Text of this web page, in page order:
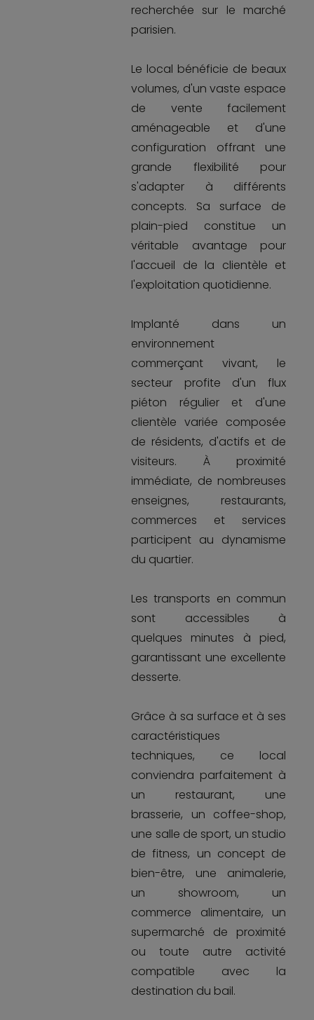
recherchée sur le marché
parisien.
Le local bénéficie de beaux
volumes, d'un vaste espace
de vente facilement
aménageable et d'une
configuration offrant une
grande flexibilité pour
s'adapter à différents
concepts. Sa surface de
plain-pied constitue un
véritable avantage pour
l'accueil de la clientèle et
l'exploitation quotidienne.
Implanté dans un
environnement
commerçant vivant, le
secteur profite d'un flux
piéton régulier et d'une
clientèle variée composée
de résidents, d'actifs et de
visiteurs. À proximité
immédiate, de nombreuses
enseignes, restaurants,
commerces et services
participent au dynamisme
du quartier.
Les transports en commun
sont accessibles à
quelques minutes à pied,
garantissant une excellente
desserte.
Grâce à sa surface et à ses
caractéristiques
techniques, ce local
conviendra parfaitement à
un restaurant, une
brasserie, un coffee-shop,
une salle de sport, un studio
de fitness, un concept de
bien-être, une animalerie,
un showroom, un
commerce alimentaire, un
supermarché de proximité
ou toute autre activité
compatible avec la
destination du bail.